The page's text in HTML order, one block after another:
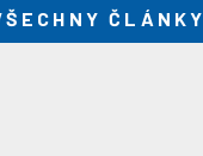
ČLÁNKY